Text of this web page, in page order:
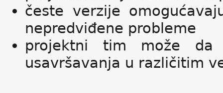
česte verzije
nepredviđene probleme
projektni tim može
usavršavanja u različitim